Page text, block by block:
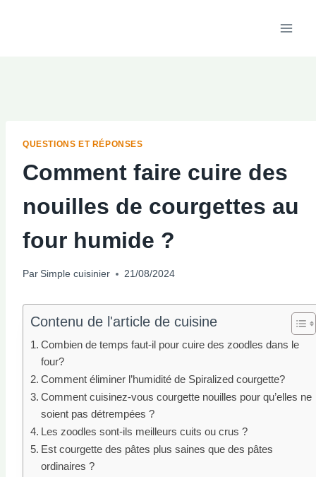
QUESTIONS ET RÉPONSES
Comment faire cuire des
nouilles de courgettes au
four humide ?
Par Simple cuisinier 21/08/2024
Contenu de l'article de cuisine
Combien de temps faut-il pour cuire des zoodles dans le
four?
Comment éliminer l’humidité de Spiralized courgette?
Comment cuisinez-vous courgette nouilles pour qu’elles ne
soient pas détrempées ?
Les zoodles sont-ils meilleurs cuits ou crus ?
Est courgette des pâtes plus saines que des pâtes
ordinaires ?